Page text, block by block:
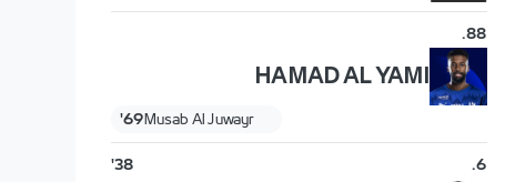
88
.
HAMAD AL YAMI
Musab Al Juwayr
69'
6
.
38'